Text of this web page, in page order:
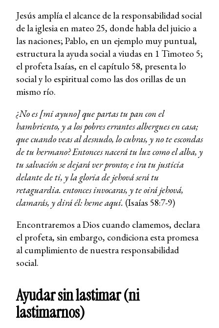
Jesús amplía el alcance de la responsabilidad social
de la iglesia en mateo 25, donde habla del juicio a
las naciones; Pablo, en un ejemplo muy puntual,
estructura la ayuda social a viudas en 1 Timoteo 5;
el profeta Isaías, en el capítulo 58, presenta lo
social y lo espiritual como las dos orillas de un
mismo río.
¿No es [mi ayuno] que partas tu pan con el
hambriento, y a los pobres errantes albergues en casa;
que cuando veas al desnudo, lo cubras, y no te escondas
de tu hermano? Entonces nacerá tu luz como el alba, y
tu salvación se dejará ver pronto; e ira tu justicia
delante de ti, y la gloria de jehová será tu
retaguardia. entonces invocaras, y te oirá jehová,
clamarás, y dirá él: heme aquí. (Isaías 58:7-9)
Encontraremos a Dios cuando clamemos, declara
el profeta, sin embargo, condiciona esta promesa
al cumplimiento de nuestra responsabilidad
social.
Ayudar sin lastimar (ni
lastimarnos)